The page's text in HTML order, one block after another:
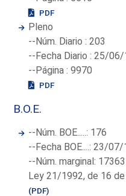
PDF
Pleno
--Núm. Diario : 203
--Fecha Diario : 25/
--Página : 9970
PDF
B.O.E.
--Núm. BOE.....: 176
--Fecha BOE....: 23/
--Núm. marginal: 17363
Ley 21/1992, de 16 de
(PDF)